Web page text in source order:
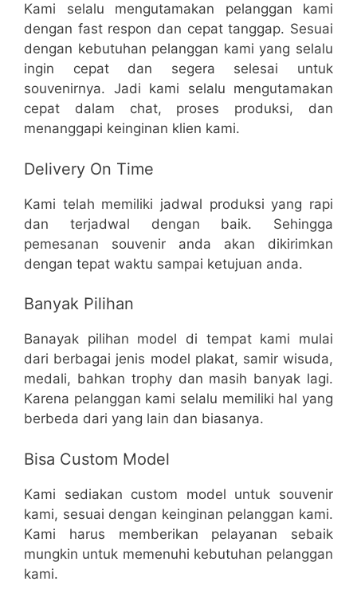
Kami selalu mengutamakan pelanggan kami
dengan fast respon dan cepat tanggap. Sesuai
dengan kebutuhan pelanggan kami yang selalu
ingin cepat dan segera selesai untuk
souvenirnya. Jadi kami selalu mengutamakan
cepat dalam chat, proses produksi, dan
menanggapi keinginan klien kami.
Delivery On Time
Kami telah memiliki jadwal produksi yang rapi
dan terjadwal dengan baik. Sehingga
pemesanan souvenir anda akan dikirimkan
dengan tepat waktu sampai ketujuan anda.
Banyak Pilihan
Banayak pilihan model di tempat kami mulai
dari berbagai jenis model plakat, samir wisuda,
medali, bahkan trophy dan masih banyak lagi.
Karena pelanggan kami selalu memiliki hal yang
berbeda dari yang lain dan biasanya.
Bisa Custom Model
Kami sediakan custom model untuk souvenir
kami, sesuai dengan keinginan pelanggan kami.
Kami harus memberikan pelayanan sebaik
mungkin untuk memenuhi kebutuhan pelanggan
kami.